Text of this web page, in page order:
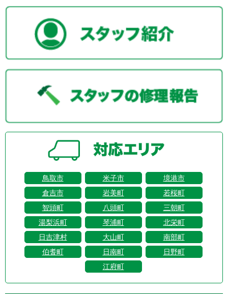
鳥取市 米子市
境港市
倉吉市
岩美町
若桜町
智頭町
八頭町
三朝町
湯梨浜町
琴浦町
北栄町
日吉津村
大山町
南部町
伯耆町
日南町
日野町
江府町